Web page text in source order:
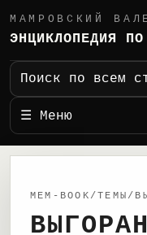
МАМРОВСКИЙ
ЭНЦИКЛОПЕДИЯ
Поиск по всем
☰ Меню
MEM-BOOK/ТЕМЫ/